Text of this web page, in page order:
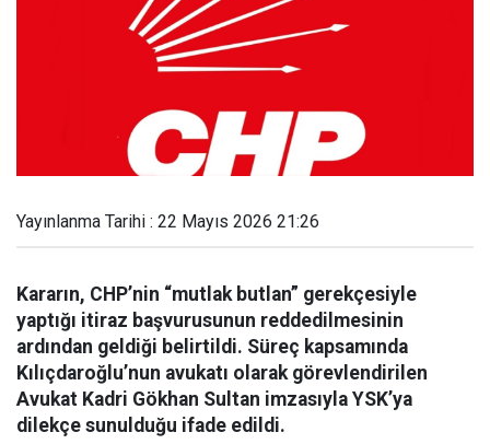
Yayınlanma Tarihi : 22 Mayıs 2026 21:26
Kararın, CHP’nin “mutlak butlan” gerekçesiyle
yaptığı itiraz başvurusunun reddedilmesinin
ardından geldiği belirtildi. Süreç kapsamında
Kılıçdaroğlu’nun avukatı olarak görevlendirilen
Avukat Kadri Gökhan Sultan imzasıyla YSK’ya
dilekçe sunulduğu ifade edildi.